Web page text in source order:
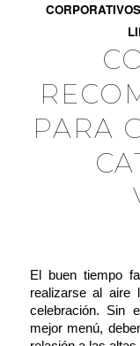
CORPORATIVOS
PARA
El buen tiempo
realizarse al aire
celebración. Sin
mejor menú,